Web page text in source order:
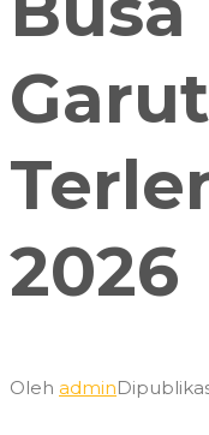
2026
Oleh admin